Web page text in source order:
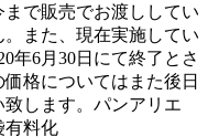
で販売でお渡ししてい
また、現在実施してい
年6月30日にて終了とさ
格についてはまた後日
致します。パンアリエ
有料化